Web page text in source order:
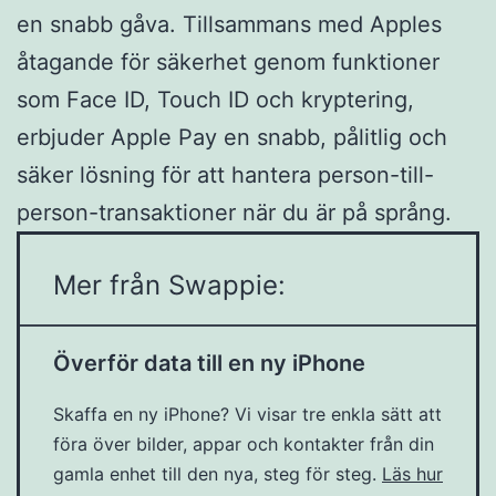
en snabb gåva. Tillsammans med Apples
åtagande för säkerhet genom funktioner
som Face ID, Touch ID och kryptering,
erbjuder Apple Pay en snabb, pålitlig och
säker lösning för att hantera person-till-
person-transaktioner när du är på språng.
Mer från Swappie:
Överför data till en ny iPhone
Skaffa en ny iPhone? Vi visar tre enkla sätt att
föra över bilder, appar och kontakter från din
gamla enhet till den nya, steg för steg. Läs hur